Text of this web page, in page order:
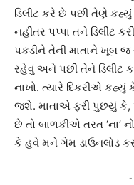
ડિલીટ કરે છે પછી તેણે
નહીંતર પપ્પા તને ડિલીટ
પકડીને તેની માતાને ખૂબ
રહેવું અને પછી તેને ડિલીટ
નાખો. ત્યારે દિકરીએ
જશેે. માતાએ ફરી પુછયું કે,
છે તો બાળકીએ તરત
કે હવે મને ગેમ ડાઉનલોડ
-